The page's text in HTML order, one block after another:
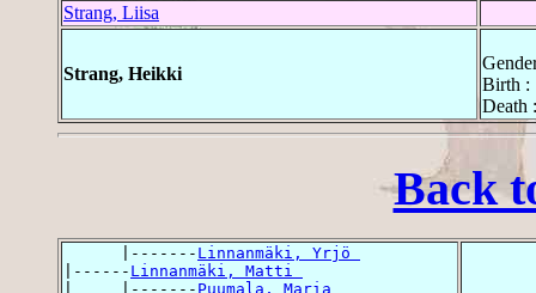
Strang, Liisa
Strang, Heikki
Birth :
Death
Back
      |-------
Linnanmäki, Yrjö
|------ Linnanmäki, Matti
|     |------- Puumala, Maria